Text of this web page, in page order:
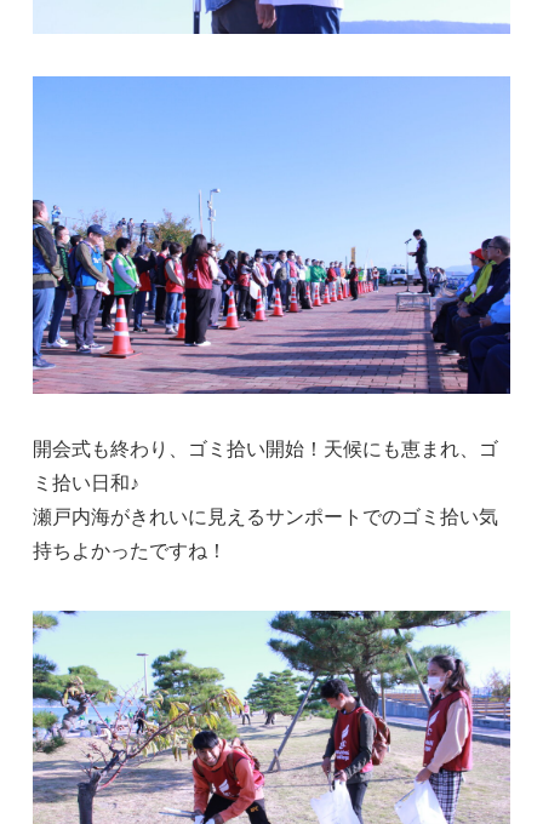
開会式も終わり、ゴミ拾い開始！天候にも恵まれ、ゴ
ミ拾い日和♪
瀬戸内海がきれいに見えるサンポートでのゴミ拾い気
持ちよかったですね！